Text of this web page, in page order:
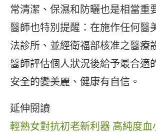
常清潔、保濕和防曬也是相當重
醫師也特別提醒：在施作任何醫
法診所、並經衛福部核准之醫療
醫師評估個人狀況後給予最合適
安全的變美麗、健康有自信。
延伸閱讀
輕熟女對抗初老新利器 高純度血